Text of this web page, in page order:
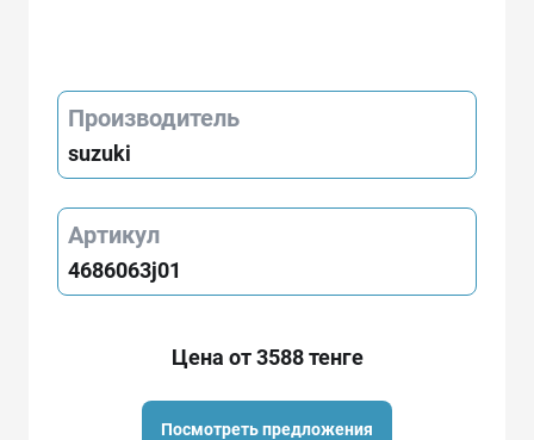
Производитель
suzuki
Артикул
4686063j01
Цена от 3588 тенге
Посмотреть предложения